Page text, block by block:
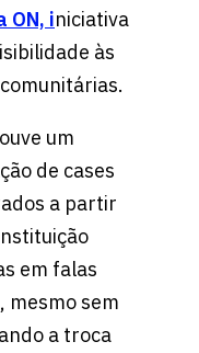
ON, iniciativa
às
um
de cases
a partir
em falas
mesmo sem
a troca